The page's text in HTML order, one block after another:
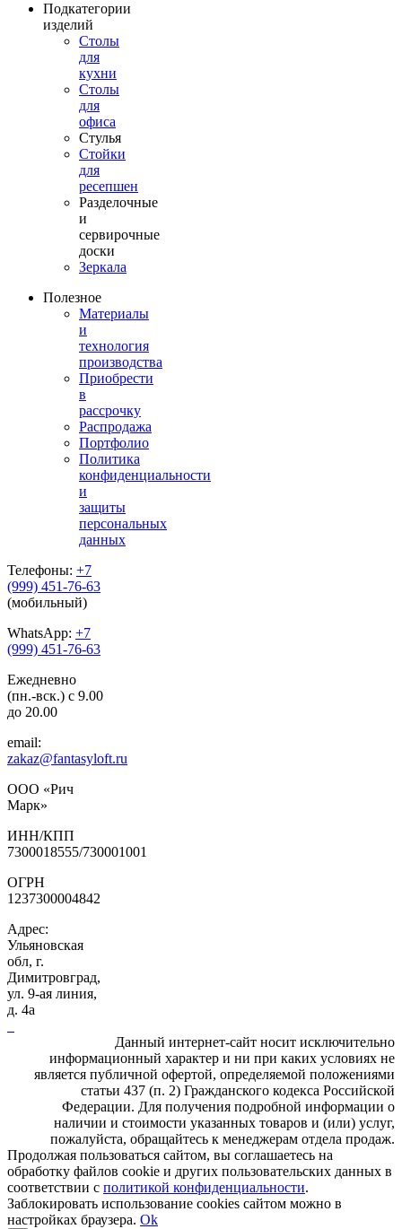
Подкатегории
изделий
Столы
для
кухни
Столы
для
офиса
Стулья
Стойки
для
ресепшен
Разделочные
и
сервирочные
доски
Зеркала
Полезное
Материалы
и
технология
производства
Приобрести
в
рассрочку
Распродажа
Портфолио
Политика
конфиденциальности
и
защиты
персональных
данных
Телефоны: +7
(999) 451-76-63
(мобильный)
WhatsApp: +7
(999) 451-76-63
Ежедневно
(пн.-вск.) с 9.00
до 20.00
email:
zakaz@fantasyloft.ru
ООО «Рич
Марк»
ИНН/КПП
7300018555/730001001
ОГРН
1237300004842
Адрес:
Ульяновская
обл, г.
Димитровград,
ул. 9-ая линия,
д. 4а
Данный интернет-сайт носит исключительно
информационный характер и ни при каких условиях не
является публичной офертой, определяемой положениями
статьи 437 (п. 2) Гражданского кодекса Российской
Федерации. Для получения подробной информации о
наличии и стоимости указанных товаров и (или) услуг,
пожалуйста, обращайтесь к менеджерам отдела продаж.
Продолжая пользоваться сайтом, вы соглашаетесь на
обработку файлов cookie и других пользовательских данных в
соответствии с политикой конфиденциальности.
Заблокировать использование cookies сайтом можно в
настройках браузера. Ok